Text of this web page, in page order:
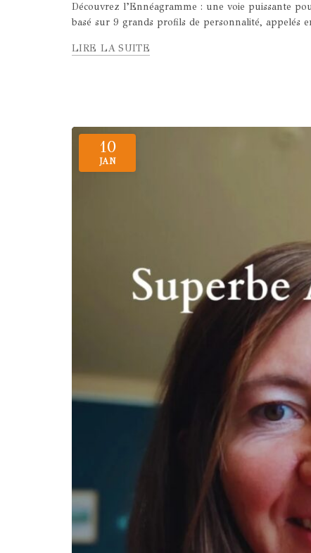
Découvrez l’Ennéagramme : une voie puissante
basé sur 9 grands profils de personnalité, appelés
LIRE LA SUITE
10
JAN